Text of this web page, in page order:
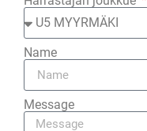
Name
Message